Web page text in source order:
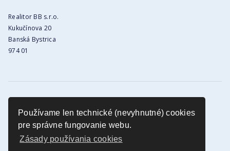
Používame len technické (nevyhnutné) cookies
pre správne fungovanie webu.
Zásady používania cookies
Realitor BB s.r.o.
Kukučínova 20
Banská Bystrica
974 01
Obchodné podmienky
GDPR vyhlásenie
Cookies infomácie